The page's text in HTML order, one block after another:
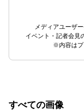
メディアユーザ
イベント・記者会見
※内容はプ
すべての画像